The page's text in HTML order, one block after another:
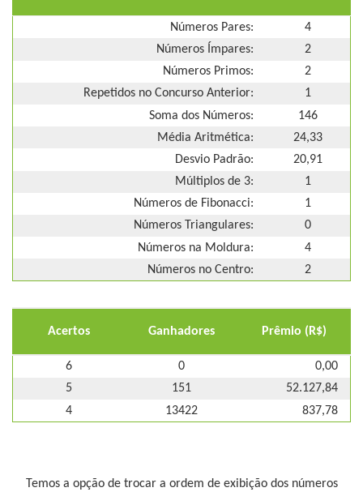
Números Pares:
4
Números Ímpares:
2
Números Primos:
2
Repetidos no Concurso Anterior:
1
Soma dos Números:
146
Média Aritmética:
24,33
Desvio Padrão:
20,91
Múltiplos de 3:
1
Números de Fibonacci:
1
Números Triangulares:
0
Números na Moldura:
4
Números no Centro:
2
Acertos Ganhadores Prêmio (R$)
6 0
0,00
5
151
52.127,84
4
13422 837,78
Temos a opção de trocar a ordem de exibição dos números